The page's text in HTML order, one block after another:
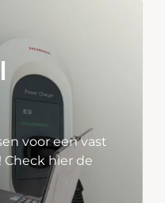
voor een vast
hier de